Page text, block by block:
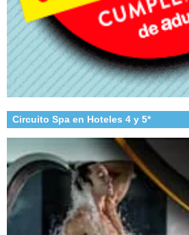
Circuito Spa en Hoteles 4 y 5*